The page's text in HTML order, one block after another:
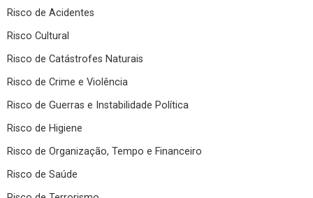
Risco de Acidentes
Risco Cultural
Risco de Catástrofes Naturais
Risco de Crime e Violência
Risco de Guerras e Instabilidade Política
Risco de Higiene
Risco de Organização, Tempo e Financeiro
Risco de Saúde